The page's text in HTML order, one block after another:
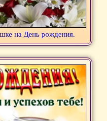
на День рождения.